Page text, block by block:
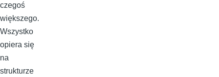
czegoś
większego.
Wszystko
opiera się
na
strukturze